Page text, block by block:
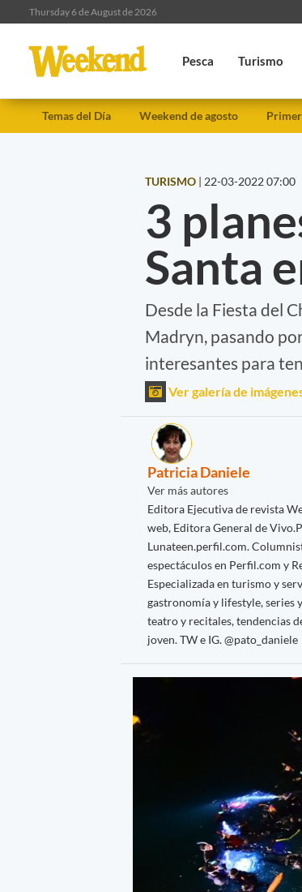
Thursday 6 de August de 2026
Pesca Turismo
Temas del Día Weekend de agosto
TURISMO | 22-03-2022 07:00
3
Santa
Desde la Fiesta del
Madryn, pasando
interesantes para
Ver galería de
Patricia Daniele
Ver más autores
Editora Ejecutiva de revista
web, Editora General de
Lunateen.perfil.com.
espectáculos en Perfil.com y
Especializada en turismo y
gastronomía y lifestyle, series
teatro y recitales, tendencias
joven. TW e IG. @pato_daniele